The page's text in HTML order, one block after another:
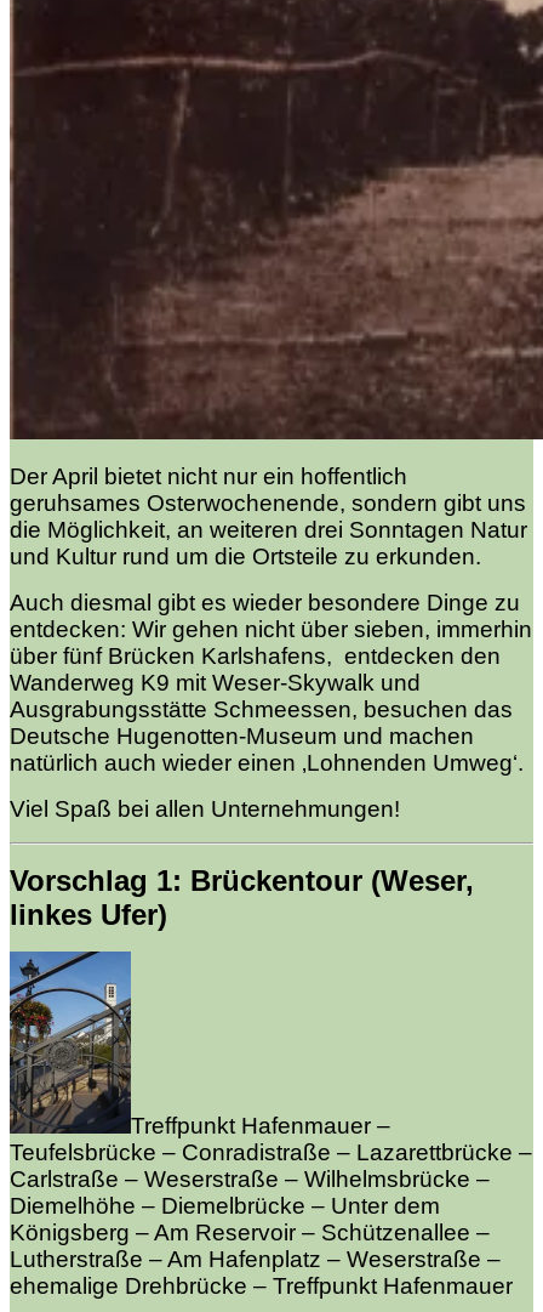
Der April bietet nicht nur ein hoffentlich
geruhsames Osterwochenende, sondern gibt uns
die Möglichkeit, an weiteren drei Sonntagen Natur
und Kultur rund um die Ortsteile zu erkunden.
Auch diesmal gibt es wieder besondere Dinge zu
entdecken: Wir gehen nicht über sieben, immerhin
über fünf Brücken Karlshafens, entdecken den
Wanderweg K9 mit Weser-Skywalk und
Ausgrabungsstätte Schmeessen, besuchen das
Deutsche Hugenotten-Museum und machen
natürlich auch wieder einen ‚Lohnenden Umweg‘.
Viel Spaß bei allen Unternehmungen!
Vorschlag 1: Brückentour (Weser,
linkes Ufer)
Treffpunkt Hafenmauer –
Teufelsbrücke – Conradistraße – Lazarettbrücke –
Carlstraße – Weserstraße – Wilhelmsbrücke –
Diemelhöhe – Diemelbrücke – Unter dem
Königsberg – Am Reservoir – Schützenallee –
Lutherstraße – Am Hafenplatz – Weserstraße –
ehemalige Drehbrücke – Treffpunkt Hafenmauer